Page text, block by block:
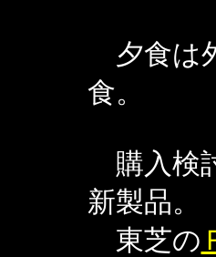
夕食は
食。
購入検
新製品。
東芝の